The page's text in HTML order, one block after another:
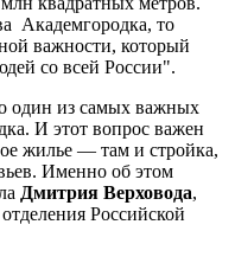
Академгородка, то
важности, который
со всей России".
один из самых важных
И этот вопрос важен
жилье — там и стройка,
Именно об этом
Дмитрия Верховода,
Российской